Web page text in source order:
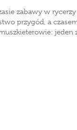
zabawy w
przygód, a
jeden